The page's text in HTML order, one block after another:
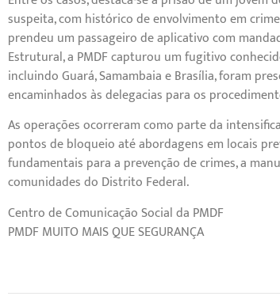
suspeita, com histórico de envolvimento em
prendeu um passageiro de aplicativo com
Estrutural, a PMDF capturou um fugitivo
incluindo Guará, Samambaia e Brasília, foram
encaminhados às delegacias para os
As operações ocorreram como parte da
pontos de bloqueio até abordagens em locais
fundamentais para a prevenção de crimes, a
comunidades do Distrito Federal.
Centro de Comunicação Social da PMDF
PMDF MUITO MAIS QUE SEGURANÇA